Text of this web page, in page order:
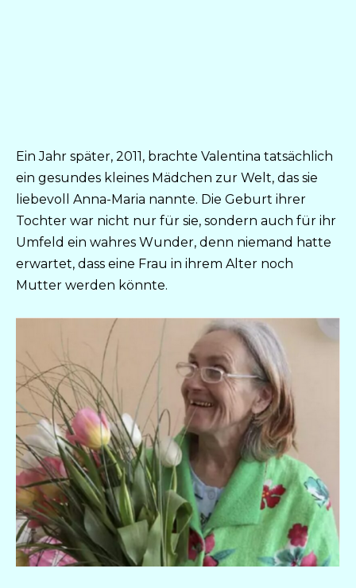
Ein Jahr später, 2011, brachte Valentina tatsächlich
ein gesundes kleines Mädchen zur Welt, das sie
liebevoll Anna-Maria nannte. Die Geburt ihrer
Tochter war nicht nur für sie, sondern auch für ihr
Umfeld ein wahres Wunder, denn niemand hatte
erwartet, dass eine Frau in ihrem Alter noch
Mutter werden könnte.